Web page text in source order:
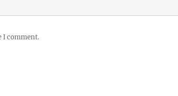
I comment.